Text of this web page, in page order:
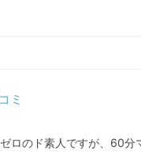
ミ
ロのド素人ですが、60分